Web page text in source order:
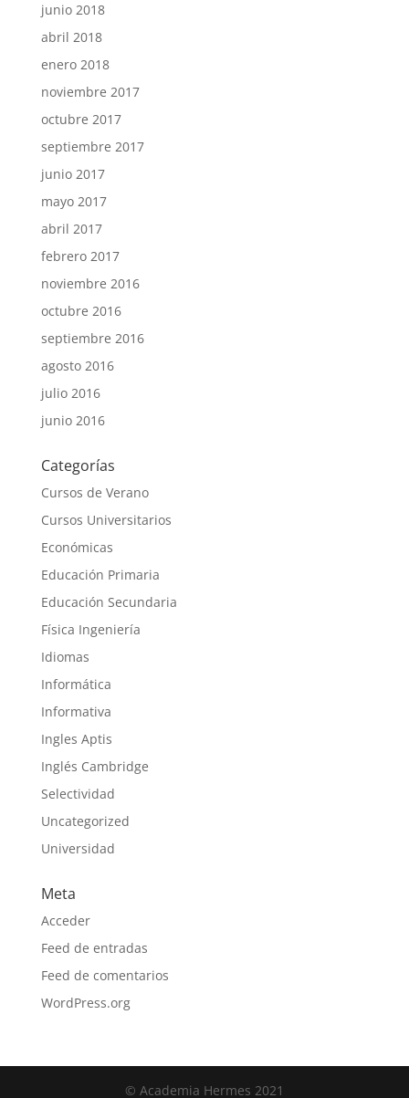
junio 2018
abril 2018
enero 2018
noviembre 2017
octubre 2017
septiembre 2017
junio 2017
mayo 2017
abril 2017
febrero 2017
noviembre 2016
octubre 2016
septiembre 2016
agosto 2016
julio 2016
junio 2016
Categorías
Cursos de Verano
Cursos Universitarios
Económicas
Educación Primaria
Educación Secundaria
Física Ingeniería
Idiomas
Informática
Informativa
Ingles Aptis
Inglés Cambridge
Selectividad
Uncategorized
Universidad
Meta
Acceder
Feed de entradas
Feed de comentarios
WordPress.org
© Academia Hermes 2021